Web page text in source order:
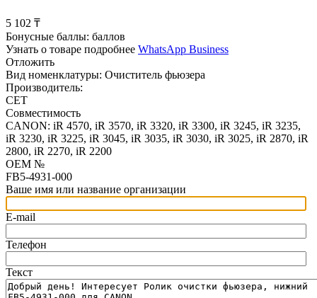
5 102 ₸
Бонусные баллы: баллов
Узнать о товаре подробнее WhatsApp Business
Отложить
Вид номенклатуры: Очиститель фьюзера
Производитель:
CET
Совместимость
CANON: iR 4570, iR 3570, iR 3320, iR 3300, iR 3245, iR 3235,
iR 3230, iR 3225, iR 3045, iR 3035, iR 3030, iR 3025, iR 2870, iR
2800, iR 2270, iR 2200
OEM №
FB5-4931-000
Ваше имя или название организации
E-mail
Телефон
Текст